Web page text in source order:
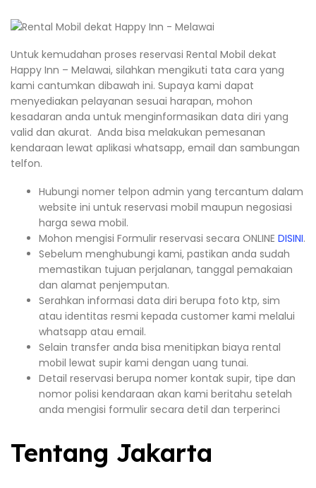
Untuk kemudahan proses reservasi Rental Mobil dekat
Happy Inn – Melawai, silahkan mengikuti tata cara yang
kami cantumkan dibawah ini. Supaya kami dapat
menyediakan pelayanan sesuai harapan, mohon
kesadaran anda untuk menginformasikan data diri yang
valid dan akurat. Anda bisa melakukan pemesanan
kendaraan lewat aplikasi whatsapp, email dan sambungan
telfon.
Hubungi nomer telpon admin yang tercantum dalam
website ini untuk reservasi mobil maupun negosiasi
harga sewa mobil.
Mohon mengisi Formulir reservasi secara ONLINE DISINI.
Sebelum menghubungi kami, pastikan anda sudah
memastikan tujuan perjalanan, tanggal pemakaian
dan alamat penjemputan.
Serahkan informasi data diri berupa foto ktp, sim
atau identitas resmi kepada customer kami melalui
whatsapp atau email.
Selain transfer anda bisa menitipkan biaya rental
mobil lewat supir kami dengan uang tunai.
Detail reservasi berupa nomer kontak supir, tipe dan
nomor polisi kendaraan akan kami beritahu setelah
anda mengisi formulir secara detil dan terperinci
Tentang Jakarta